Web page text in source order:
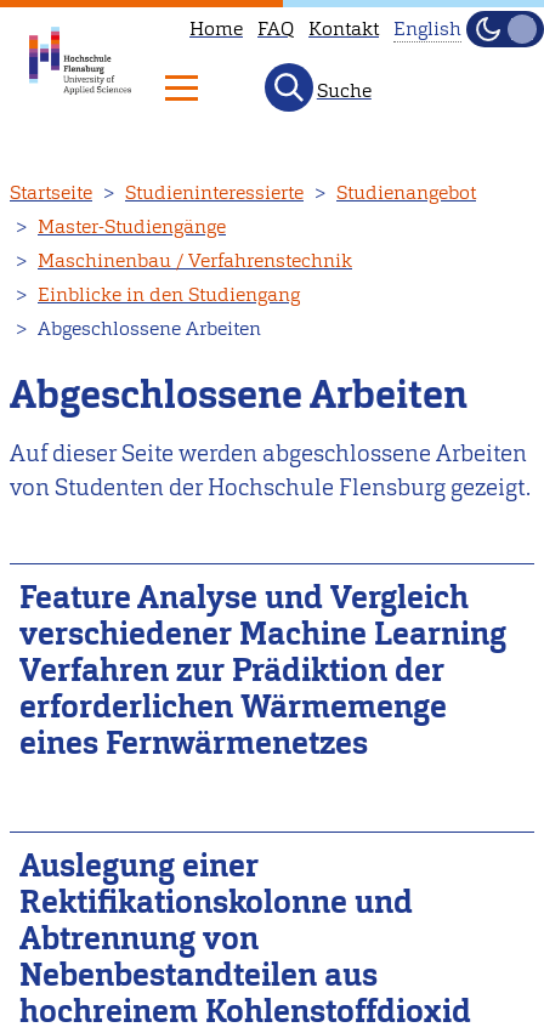
zum
Inhalt
Home FAQ Kontakt
not
our
English
page
English
Hell
Suche
Startseite Studieninteressierte
Studienangebot
Master-Studiengänge
Maschinenbau / Verfahrenstechnik
Einblicke in den Studiengang
Abgeschlossene Arbeiten
Abgeschlossene Arbeiten
Auf dieser Seite werden abgeschlossene Arbeiten
von Studenten der Hochschule Flensburg gezeigt.
Feature Analyse und Vergleich
verschiedener Machine Learning
Verfahren zur Prädiktion der
erforderlichen Wärmemenge
eines Fernwärmenetzes
Auslegung einer
Rektifikationskolonne und
Abtrennung von
Nebenbestandteilen aus
hochreinem Kohlenstoffdioxid